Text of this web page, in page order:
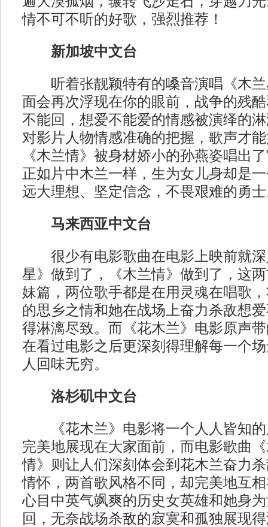
情不可不听的好歌，强烈推荐！
新加坡中文台
听着张靓颖特有的嗓音演唱《木兰
面会再次浮现在你的眼前，战争的残
不能回，想爱不能爱的情感被演绎的
对影片人物情感准确的把握，歌声才
《木兰情》被身材娇小的孙燕姿唱出
正如片中木兰一样，生为女儿身却是
远大理想、坚定信念，不畏艰难的勇
马来西亚中文台
很少有电影歌曲在电影上映前就深
星》做到了，《木兰情》做到了，这
妹篇，两位歌手都是在用灵魂在唱歌
的思乡之情和她在战场上奋力杀敌想
得淋漓尽致。而《花木兰》电影原声
在看过电影之后更深刻得理解每一个
人回味无穷。
洛杉矶中文台
《花木兰》电影将一个人人皆知的
完美地展现在大家面前，而电影歌曲
情》则让人们深刻体会到花木兰奋力
情怀，两首歌风格不同，却完美地互
心目中英气飒爽的历史女英雄和她身
回，无奈战场杀敌的寂寞和孤独展现